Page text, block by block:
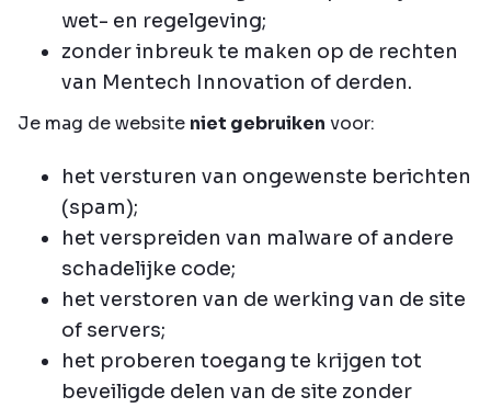
wet- en regelgeving;
zonder inbreuk te maken op de rechten
van Mentech Innovation of derden.
Je mag de website niet gebruiken voor:
het versturen van ongewenste berichten
(spam);
het verspreiden van malware of andere
schadelijke code;
het verstoren van de werking van de site
of servers;
het proberen toegang te krijgen tot
beveiligde delen van de site zonder